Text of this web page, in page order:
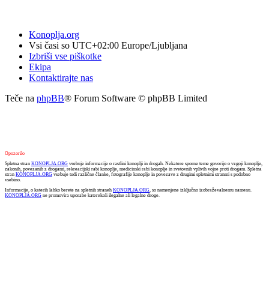
Konoplja.org
Vsi časi so UTC+02:00 Europe/Ljubljana
Izbriši vse piškotke
Ekipa
Kontaktirajte nas
Teče na phpBB® Forum Software © phpBB Limited
Opozorilo
Spletna stran KONOPLJA.ORG vsebuje informacije o rastlini konoplji in drogah. Nekatere sporne teme govorijo o vzgoji konoplje,
zakonih, povezanih z drogami, rekreacijski rabi konoplje, medicinski rabi konoplje in svetovnih vplivih vojne proti drogam. Spletna
stran KONOPLJA.ORG vsebuje tudi različne članke, fotografije konoplje in povezave z drugimi spletnimi stranmi s podobno
vsebino.
Informacije, o katerih lahko berete na spletnih straneh KONOPLJA.ORG, so namenjene izključno izobraževalnemu namenu.
KONOPLJA.ORG ne promovira uporabe katerekoli ilegalne ali legalne droge.